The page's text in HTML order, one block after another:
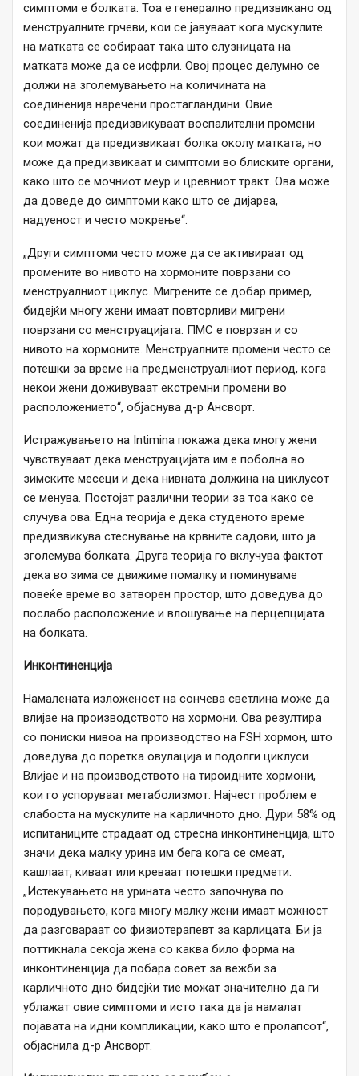
симптоми е болката. Тоа е генерално предизвикано од
менструалните грчеви, кои се јавуваат кога мускулите
на матката се собираат така што слузницата на
матката може да се исфрли. Овој процес делумно се
должи на зголемувањето на количината на
соединенија наречени простагландини. Овие
соединенија предизвикуваат воспалителни промени
кои можат да предизвикаат болка околу матката, но
може да предизвикаат и симптоми во блиските органи,
како што се мочниот меур и цревниот тракт. Ова може
да доведе до симптоми како што се дијареа,
надуеност и често мокрење“.
„Други симптоми често може да се активираат од
промените во нивото на хормоните поврзани со
менструалниот циклус. Мигрените се добар пример,
бидејќи многу жени имаат повторливи мигрени
поврзани со менструацијата. ПМС е поврзан и со
нивото на хормоните. Менструалните промени често се
потешки за време на предменструалниот период, кога
некои жени доживуваат екстремни промени во
расположението“, објаснува д-р Ансворт.
Истражувањето на Intimina покажа дека многу жени
чувствуваат дека менструацијата им е поболна во
зимските месеци и дека нивната должина на циклусот
се менува. Постојат различни теории за тоа како се
случува ова. Една теорија е дека студеното време
предизвикува стеснување на крвните садови, што ја
зголемува болката. Друга теорија го вклучува фактот
дека во зима се движиме помалку и поминуваме
повеќе време во затворен простор, што доведува до
послабо расположение и влошување на перцепцијата
на болката.
Инконтиненција
Намалената изложеност на сончева светлина може да
влијае на производството на хормони. Ова резултира
со пониски нивоа на производство на FSH хормон, што
доведува до поретка овулација и подолги циклуси.
Влијае и на производството на тироидните хормони,
кои го успоруваат метаболизмот. Најчест проблем е
слабоста на мускулите на карличното дно. Дури 58% од
испитаниците страдаат од стресна инконтиненција, што
значи дека малку урина им бега кога се смеат,
кашлаат, киваат или креваат потешки предмети.
„Истекувањето на урината често започнува по
породувањето, кога многу малку жени имаат можност
да разговараат со физиотерапевт за карлицата. Би ја
поттикнала секоја жена со каква било форма на
инконтиненција да побара совет за вежби за
карличното дно бидејќи тие можат значително да ги
ублажат овие симптоми и исто така да ја намалат
појавата на идни компликации, како што е пролапсот“,
објаснила д-р Ансворт.